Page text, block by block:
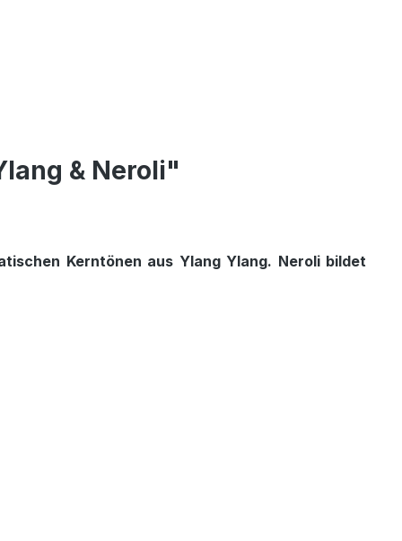
& Neroli"
Kerntönen aus Ylang Ylang. Neroli bildet